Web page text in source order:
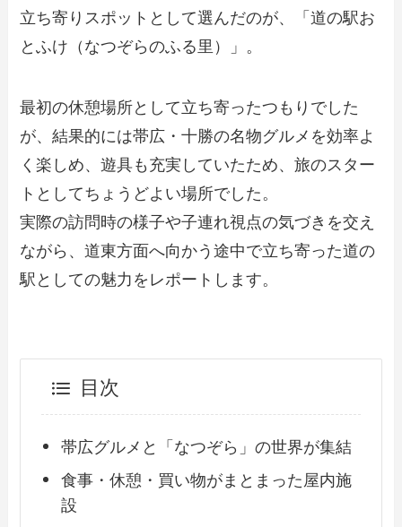
立ち寄りスポットとして選んだのが、「道の駅お
とふけ（なつぞらのふる里）」。
最初の休憩場所として立ち寄ったつもりでした
が、結果的には帯広・十勝の名物グルメを効率よ
く楽しめ、遊具も充実していたため、旅のスター
トとしてちょうどよい場所でした。
実際の訪問時の様子や子連れ視点の気づきを交え
ながら、道東方面へ向かう途中で立ち寄った道の
駅としての魅力をレポートします。
目次
帯広グルメと「なつぞら」の世界が集結
食事・休憩・買い物がまとまった屋内施
設